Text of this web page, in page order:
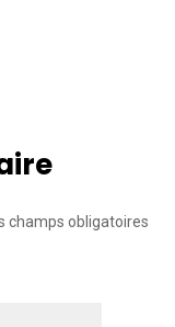
champs obligatoires